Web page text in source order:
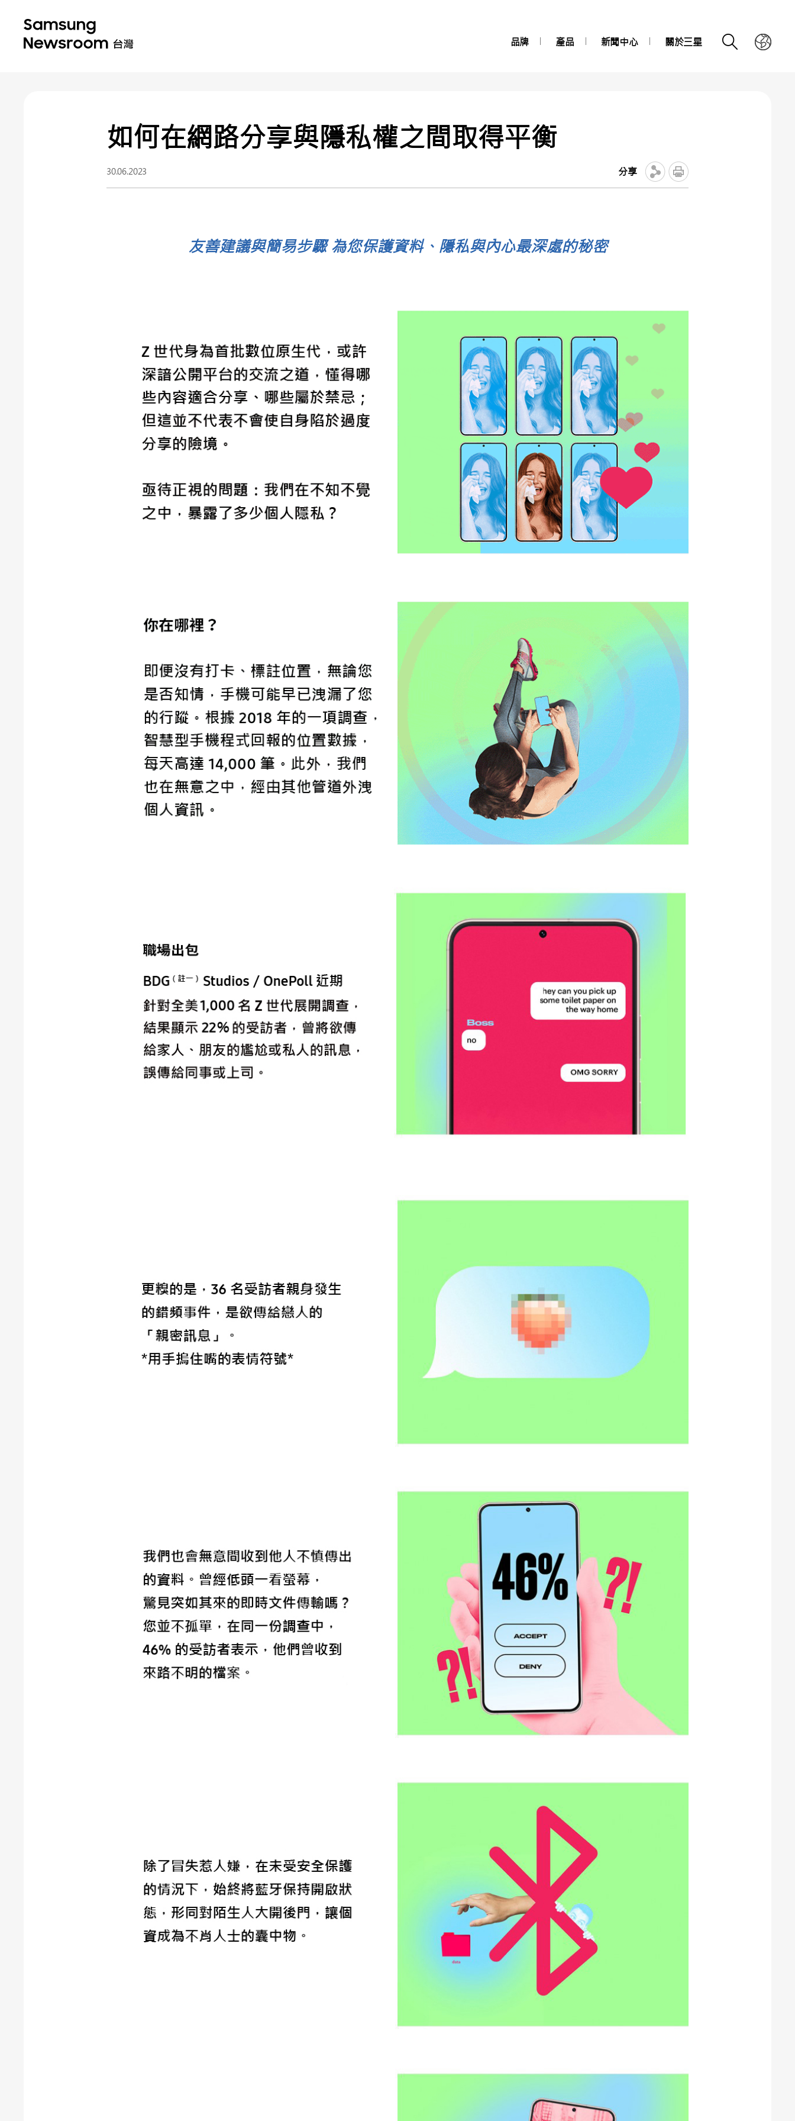
品牌 產品 新聞中心 關於三星
如何在網路分享與隱私權之間取得平衡
30.06.2023 分享
友善建議與簡易步驟 為您保護資料、隱私與內心最深處的秘密